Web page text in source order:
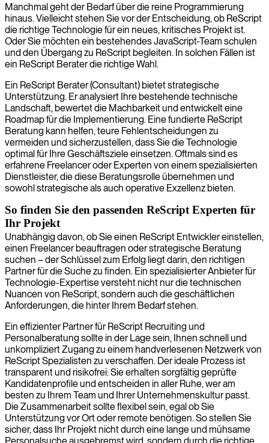
Manchmal geht der Bedarf über die reine Programmierung
hinaus. Vielleicht stehen Sie vor der Entscheidung, ob ReScript
die richtige Technologie für ein neues, kritisches Projekt ist.
Oder Sie möchten ein bestehendes JavaScript-Team schulen
und den Übergang zu ReScript begleiten. In solchen Fällen ist
ein ReScript Berater die richtige Wahl.
Ein ReScript Berater (Consultant) bietet strategische
Unterstützung. Er analysiert Ihre bestehende technische
Landschaft, bewertet die Machbarkeit und entwickelt eine
Roadmap für die Implementierung. Eine fundierte ReScript
Beratung kann helfen, teure Fehlentscheidungen zu
vermeiden und sicherzustellen, dass Sie die Technologie
optimal für Ihre Geschäftsziele einsetzen. Oftmals sind es
erfahrene Freelancer oder Experten von einem spezialisierten
Dienstleister, die diese Beratungsrolle übernehmen und
sowohl strategische als auch operative Exzellenz bieten.
So finden Sie den passenden ReScript Experten für
Ihr Projekt
Unabhängig davon, ob Sie einen ReScript Entwickler einstellen,
einen Freelancer beauftragen oder strategische Beratung
suchen – der Schlüssel zum Erfolg liegt darin, den richtigen
Partner für die Suche zu finden. Ein spezialisierter Anbieter für
Technologie-Expertise versteht nicht nur die technischen
Nuancen von ReScript, sondern auch die geschäftlichen
Anforderungen, die hinter Ihrem Bedarf stehen.
Ein effizienter Partner für ReScript Recruiting und
Personalberatung sollte in der Lage sein, Ihnen schnell und
unkompliziert Zugang zu einem handverlesenen Netzwerk von
ReScript Spezialisten zu verschaffen. Der ideale Prozess ist
transparent und risikofrei: Sie erhalten sorgfältig geprüfte
Kandidatenprofile und entscheiden in aller Ruhe, wer am
besten zu Ihrem Team und Ihrer Unternehmenskultur passt.
Die Zusammenarbeit sollte flexibel sein, egal ob Sie
Unterstützung vor Ort oder remote benötigen. So stellen Sie
sicher, dass Ihr Projekt nicht durch eine lange und mühsame
Personalsuche ausgebremst wird, sondern durch die richtige